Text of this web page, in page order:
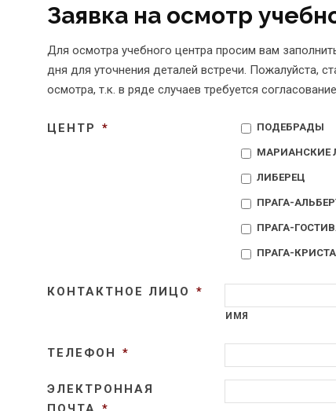
Заявка на осмотр
Для осмотра учебного центра просим вам
дня для уточнения деталей встречи. Пожалуйста,
осмотра, т.к. в ряде случаев требуется
ЦЕНТР * ПОДЕБРАДЫ
МАРИАНСКИЕ
ЛИБЕРЕЦ
ПРАГА-
ПРАГА-
ПРАГА-
КОНТАКТНОЕ ЛИЦО *
ИМЯ
ТЕЛЕФОН *
ЭЛЕКТРОННАЯ